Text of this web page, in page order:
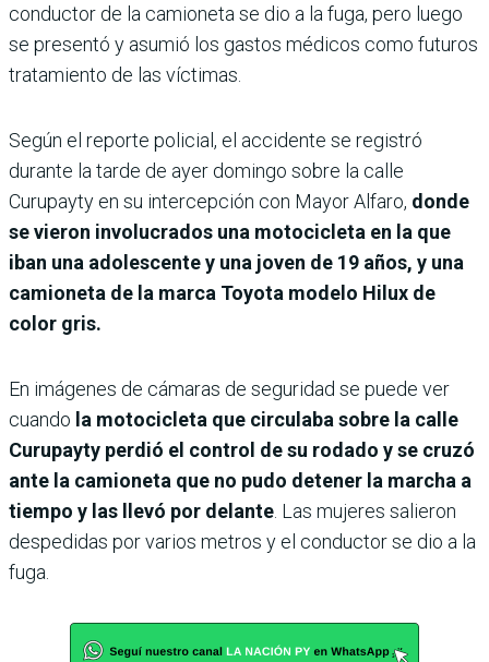
conductor de la camioneta se dio a la fuga, pero luego
se presentó y asumió los gastos médicos como futuros
tratamiento de las víctimas.
Según el reporte policial, el accidente se registró
durante la tarde de ayer domingo sobre la calle
Curupayty en su intercepción con Mayor Alfaro, donde
se vieron involucrados una motocicleta en la que
iban una adolescente y una joven de 19 años, y una
camioneta de la marca Toyota modelo Hilux de
color gris.
En imágenes de cámaras de seguridad se puede ver
cuando la motocicleta que circulaba sobre la calle
Curupayty perdió el control de su rodado y se cruzó
ante la camioneta que no pudo detener la marcha a
tiempo y las llevó por delante. Las mujeres salieron
despedidas por varios metros y el conductor se dio a la
fuga.